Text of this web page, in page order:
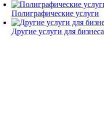
Полиграфические услуги
Другие услуги для бизнеса